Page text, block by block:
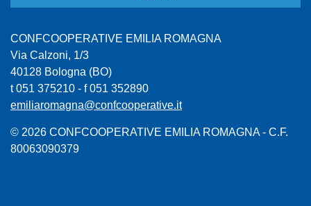
CONFCOOPERATIVE EMILIA ROMAGNA
Via Calzoni, 1/3
40128 Bologna (BO)
t 051 375210 - f 051 352890
emiliaromagna@confcooperative.it
© 2026 CONFCOOPERATIVE EMILIA ROMAGNA - C.F.
80063090379